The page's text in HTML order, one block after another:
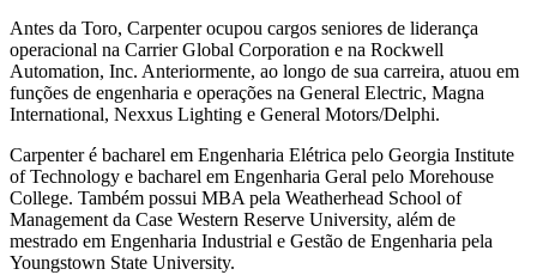
Antes da Toro, Carpenter ocupou cargos seniores de liderança
operacional na Carrier Global Corporation e na Rockwell
Automation, Inc. Anteriormente, ao longo de sua carreira, atuou em
funções de engenharia e operações na General Electric, Magna
International, Nexxus Lighting e General Motors/Delphi.
Carpenter é bacharel em Engenharia Elétrica pelo Georgia Institute
of Technology e bacharel em Engenharia Geral pelo Morehouse
College. Também possui MBA pela Weatherhead School of
Management da Case Western Reserve University, além de
mestrado em Engenharia Industrial e Gestão de Engenharia pela
Youngstown State University.